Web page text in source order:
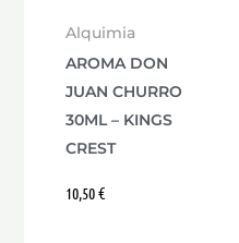
Alquimia
AROMA DON
JUAN CHURRO
30ML – KINGS
CREST
10,50€